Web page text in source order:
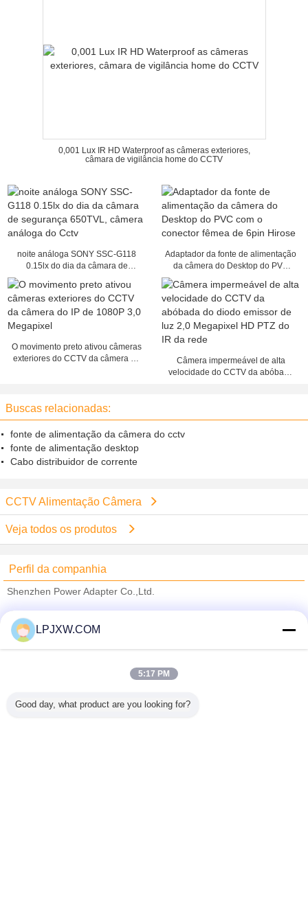
0,001 Lux IR HD Waterproof as câmeras exteriores,
câmara de vigilância home do CCTV
noite análoga SONY SSC-G118
0.15lx do dia da câmara de
análoga do Cctv
Adaptador da fonte de alimentação
da câmera do Desktop do PVC
Hirose
O movimento preto ativou câmeras
exteriores do CCTV da câmera do
Câmera impermeável de alta
velocidade do CCTV da abóbada
Buscas relacionadas:
fonte de alimentação da câmera do cctv
fonte de alimentação desktop
Cabo distribuidor de corrente
CCTV Alimentação Câmera
Veja todos os produtos
Perfil da companhia
Shenzhen Power Adapter Co.,Ltd.
Trust Seal
Verified Suplier
Todos os Produtos
LPJXW.COM
5:17 PM
Good day, what product are you looking for?